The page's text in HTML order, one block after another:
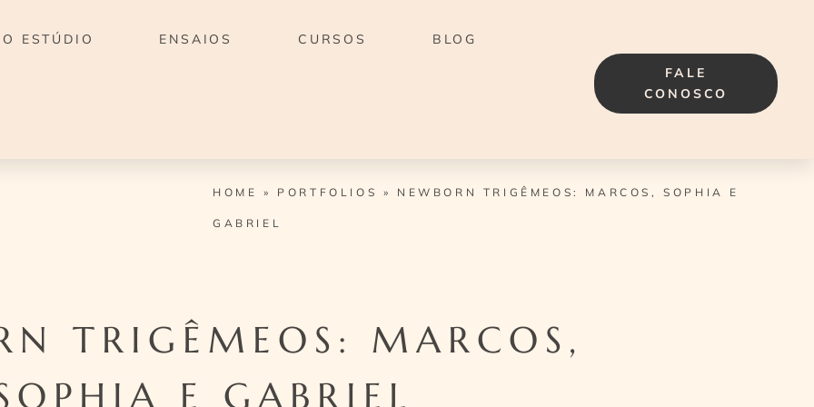
O ESTÚDIO ENSAIOS CURSOS BLOG
FALE
CONOSCO
HOME » PORTFOLIOS » NEWBORN TRIGÊMEOS: MARCOS, SOPHIA E
GABRIEL
TRIGÊMEOS: MARCOS,
E GABRIEL